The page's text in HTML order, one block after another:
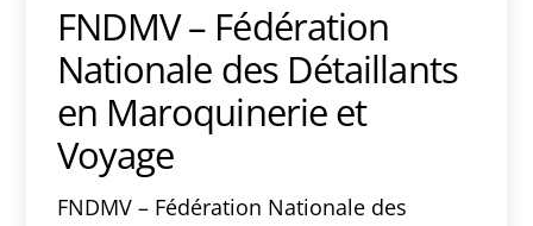
FNDMV – Fédération
Nationale des Détaillants
en Maroquinerie et
Voyage
FNDMV – Fédération Nationale des